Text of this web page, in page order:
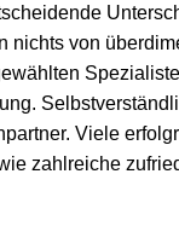
nichts von
Viele
zahlreiche